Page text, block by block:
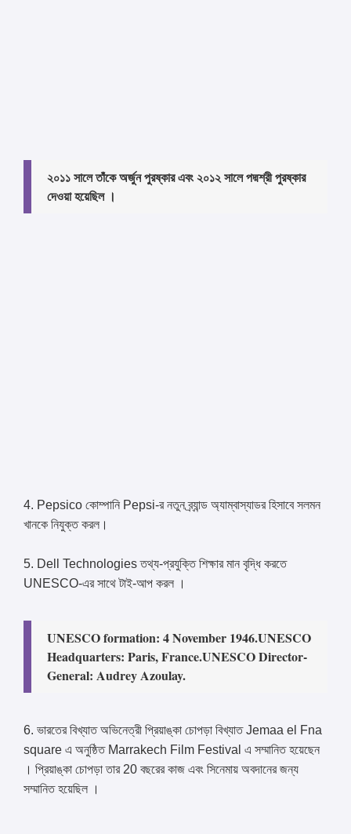
২০১১ সালে তাঁকে অর্জুন পুরষ্কার এবং ২০১২ সালে পদ্মশ্রী পুরষ্কার
দেওয়া হয়েছিল ।
4. Pepsico কোম্পানি Pepsi-র নতুন ব্র্যান্ড অ্যাম্বাস্যাডর হিসাবে সলমন
খানকে নিযুক্ত করল।
5. Dell Technologies তথ্য-প্রযুক্তি শিক্ষার মান বৃদ্ধি করতে
UNESCO-এর সাথে টাই-আপ করল ।
UNESCO formation: 4 November 1946.UNESCO
Headquarters: Paris, France.UNESCO Director-
General: Audrey Azoulay.
6. ভারতের বিখ্যাত অভিনেত্রী প্রিয়াঙ্কা চোপড়া বিখ্যাত Jemaa el Fna
square এ অনুষ্ঠিত Marrakech Film Festival এ সম্মানিত হয়েছেন
। প্রিয়াঙ্কা চোপড়া তার 20 বছরের কাজ এবং সিনেমায় অবদানের জন্য
সম্মানিত হয়েছিল ।